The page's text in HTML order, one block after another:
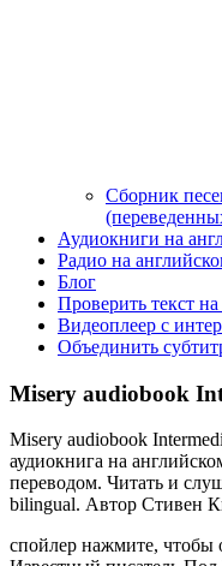
Сборник
Аудиокниги на
Радио на
Блог
Проверить текст
Видеоплеер с
Объединить
Misery audiobook
Misery audiobook
аудиокнига на
переводом. Читать и
bilingual. Автор Стивен
спойлер нажмите, чтобы